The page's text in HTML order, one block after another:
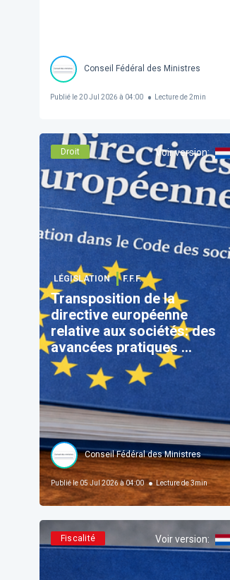
Conseil Fédéral des Ministres
Publié le20 Jul 2026 à 04:00 Lecture de 2min
Droit Voir version:
LÉGISLATION F.F.F.
Transposition de la
directive européenne
relative aux sociétés: des
avancées pratiques ...
Conseil Fédéral des Ministres
Publié le05 Jul 2026 à 04:00 Lecture de 3min
Fiscalité Voir version: